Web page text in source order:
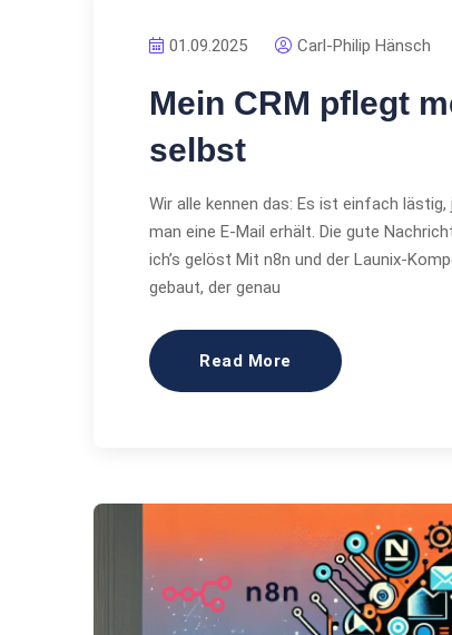
01.09.2025 Carl-Philip Hänsch
Mein CRM pflegt
selbst
Wir alle kennen das: Es ist einfach
man eine E-Mail erhält. Die gute
ich’s gelöst Mit n8n und der Launix-
gebaut, der genau
Read More